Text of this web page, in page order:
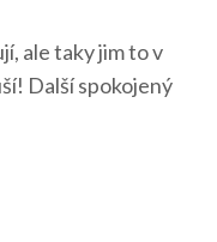
ale taky jim to v
Další spokojený